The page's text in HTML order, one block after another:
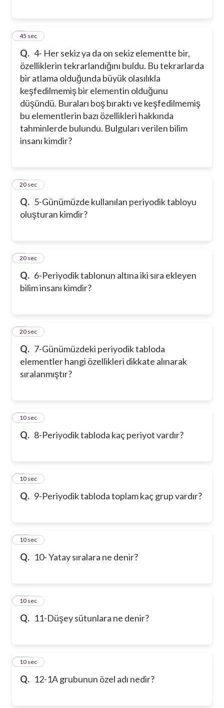
Q. 4- Her sekiz ya da on sekiz elementte bir,
özelliklerin tekrarlandığını buldu. Bu tekrarlarda
bir atlama olduğunda büyük olasılıkla
keşfedilmemiş bir elementin olduğunu
düşündü. Buraları boş bıraktı ve keşfedilmemiş
bu elementlerin bazı özellikleri hakkında
tahminlerde bulundu. Bulguları verilen bilim
insanı kimdir?
4
45 sec
Q. 5-Günümüzde kullanılan periyodik tabloyu
oluşturan kimdir?
5
20 sec
Q. 6-Periyodik tablonun altına iki sıra ekleyen
bilim insanı kimdir?
6
20 sec
Q. 7-Günümüzdeki periyodik tabloda
elementler hangi özellikleri dikkate alınarak
sıralanmıştır?
7
20 sec
Q. 8-Periyodik tabloda kaç periyot vardır?
810 sec
Q. 9-Periyodik tabloda toplam kaç grup vardır?
910 sec
Q. 10- Yatay sıralara ne denir?
10
10 sec
Q. 11-Düşey sütunlara ne denir?
11
10 sec
Q. 12-1A grubunun özel adı nedir?
12
10 sec